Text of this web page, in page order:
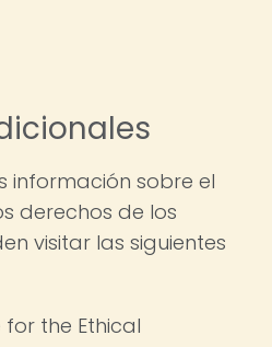
información sobre el
derechos de los
visitar las siguientes
for the Ethical